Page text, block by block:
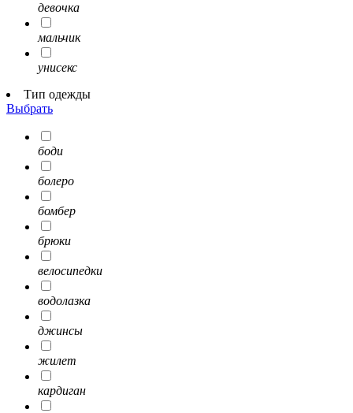
девочка
мальчик
унисекс
Тип одежды
Выбрать
боди
болеро
бомбер
брюки
велосипедки
водолазка
джинсы
жилет
кардиган